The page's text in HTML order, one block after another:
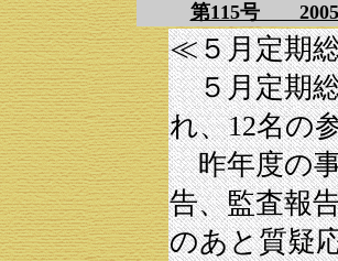
第115号 2005
≪５月定期
５月定期総
れ、12名の
昨年度の事
告、監査報
のあと質疑